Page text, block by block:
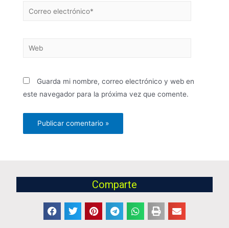
Guarda mi nombre, correo electrónico y web en
este navegador para la próxima vez que comente.
Comparte